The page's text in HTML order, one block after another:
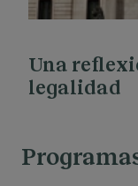
Una
legalidad